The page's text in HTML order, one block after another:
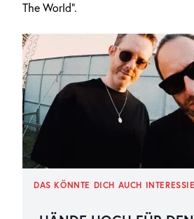
The World“.
DAS KÖNNTE DICH AUCH